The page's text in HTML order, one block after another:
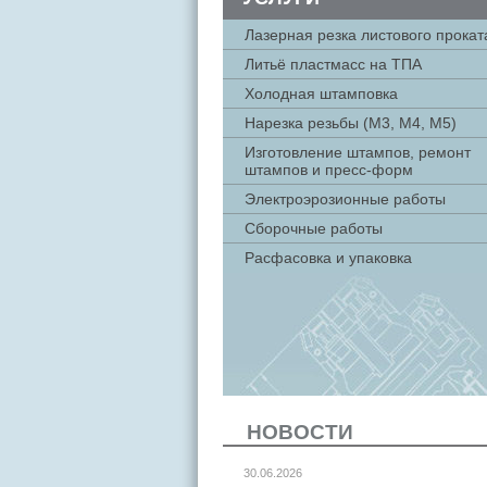
Лазерная резка листового
Литьё пластмасс на ТПА
Холодная штамповка
Нарезка резьбы (М3, М4, М5)
Изготовление штампов, ремонт
штампов и пресс-форм
Электроэрозионные работы
Сборочные работы
Расфасовка и упаковка
НОВОСТИ
30.06.2026